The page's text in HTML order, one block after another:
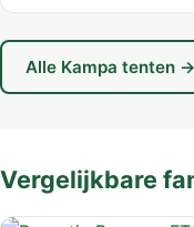
Alle Kampa tenten →
Vergelijkbare